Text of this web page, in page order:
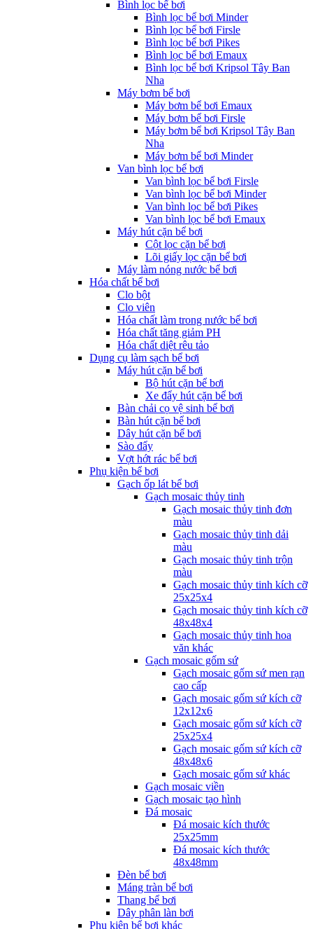
Bình lọc bể bơi
Bình lọc bể bơi Minder
Bình lọc bể bơi Firsle
Bình lọc bể bơi Pikes
Bình lọc bể bơi Emaux
Bình lọc bể bơi Kripsol Tây Ban
Nha
Máy bơm bể bơi
Máy bơm bể bơi Emaux
Máy bơm bể bơi Firsle
Máy bơm bể bơi Kripsol Tây Ban
Nha
Máy bơm bể bơi Minder
Van bình lọc bể bơi
Van bình lọc bể bơi Firsle
Van bình lọc bể bơi Minder
Van bình lọc bể bơi Pikes
Van bình lọc bể bơi Emaux
Máy hút cặn bể bơi
Cột lọc cặn bể bơi
Lõi giấy lọc cặn bể bơi
Máy làm nóng nước bể bơi
Hóa chất bể bơi
Clo bột
Clo viên
Hóa chất làm trong nước bể bơi
Hóa chất tăng giảm PH
Hóa chất diệt rêu tảo
Dụng cụ làm sạch bể bơi
Máy hút cặn bể bơi
Bộ hút cặn bể bơi
Xe đẩy hút cặn bể bơi
Bàn chải cọ vệ sinh bể bơi
Bàn hút cặn bể bơi
Dây hút cặn bể bơi
Sào đẩy
Vợt hớt rác bể bơi
Phụ kiện bể bơi
Gạch ốp lát bể bơi
Gạch mosaic thủy tinh
Gạch mosaic thủy tinh đơn
màu
Gạch mosaic thủy tinh dải
màu
Gạch mosaic thủy tinh trộn
màu
Gạch mosaic thủy tinh kích cỡ
25x25x4
Gạch mosaic thủy tinh kích cỡ
48x48x4
Gạch mosaic thủy tinh hoa
văn khác
Gạch mosaic gốm sứ
Gạch mosaic gốm sứ men rạn
cao cấp
Gạch mosaic gốm sứ kích cỡ
12x12x6
Gạch mosaic gốm sứ kích cỡ
25x25x4
Gạch mosaic gốm sứ kích cỡ
48x48x6
Gạch mosaic gốm sứ khác
Gạch mosaic viền
Gạch mosaic tạo hình
Đá mosaic
Đá mosaic kích thước
25x25mm
Đá mosaic kích thước
48x48mm
Đèn bể bơi
Máng tràn bể bơi
Thang bể bơi
Dây phân làn bơi
Phụ kiện bể bơi khác